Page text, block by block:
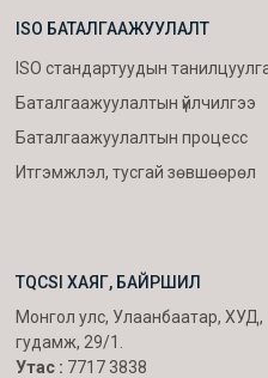
ISO БАТАЛГААЖУУЛАЛТ
ISO стандартуудын
Баталгаажуулалтын үйлчилгээ
Баталгаажуулалтын процесс
Итгэмжлэл, тусгай зөвшөөрөл
TQCSI ХАЯГ, БАЙРШИЛ
Монгол улс, Улаанбаатар, ХУД,
гудамж, 29/1.
Утас : 7717 3838